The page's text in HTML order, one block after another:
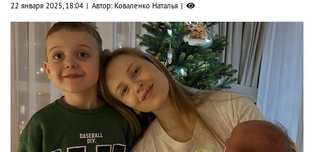
22 января 2025, 18:04 Автор: Коваленко Наталья